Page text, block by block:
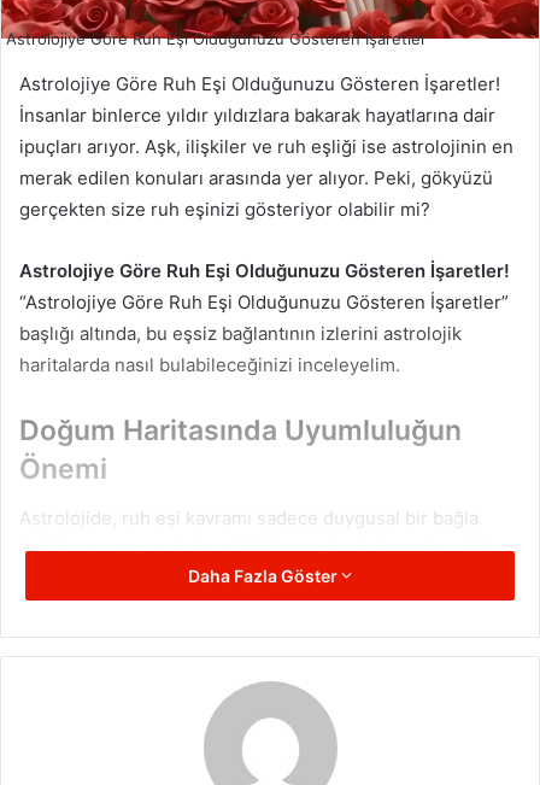
Astrolojiye Göre Ruh Eşi Olduğunuzu Gösteren İşaretler
Astrolojiye Göre Ruh Eşi Olduğunuzu Gösteren İşaretler!
İnsanlar binlerce yıldır yıldızlara bakarak hayatlarına dair
ipuçları arıyor. Aşk, ilişkiler ve ruh eşliği ise astrolojinin en
merak edilen konuları arasında yer alıyor. Peki, gökyüzü
gerçekten size ruh eşinizi gösteriyor olabilir mi?
Astrolojiye Göre Ruh Eşi Olduğunuzu Gösteren İşaretler!
“Astrolojiye Göre Ruh Eşi Olduğunuzu Gösteren İşaretler”
başlığı altında, bu eşsiz bağlantının izlerini astrolojik
haritalarda nasıl bulabileceğinizi inceleyelim.
Doğum Haritasında Uyumluluğun
Önemi
Astrolojide, ruh eşi kavramı sadece duygusal bir bağla
değil, aynı zamanda kozmik bir uyumla da tanımlanır. Bir
kişinin doğum haritası ile sizin doğum haritanız arasında
ortaya koyar.
: Güneş, kişinin egosunu ve yaşam
amacını temsil ederken; Ay, duygularımızı ve iç dünyamızı
ifade eder. Bir kişinin Güneş’i ile diğerinin Ay’ı arasında
Daha Fazla Göster